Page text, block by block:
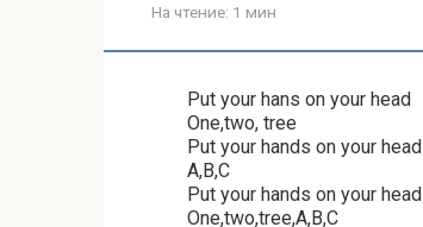
На чтение: 1 мин
Put your hans on your head
One,two, tree
Put your hands on your head
A,B,C
Put your hands on your head
One,two,tree,A,B,C